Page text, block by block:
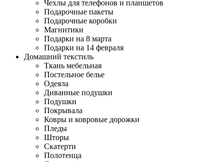
Чехлы для телефонов и планшетов
Подарочные пакеты
Подарочные коробки
Магнитики
Подарки на 8 марта
Подарки на 14 февраля
Домашний текстиль
Ткань мебельная
Постельное белье
Одеяла
Диванные подушки
Подушки
Покрывала
Ковры и ковровые дорожки
Пледы
Шторы
Скатерти
Полотенца